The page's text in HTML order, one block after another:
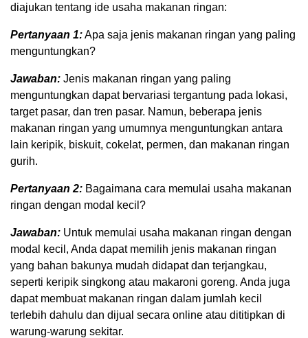
diajukan tentang ide usaha makanan ringan:
Pertanyaan 1:Apa saja jenis makanan ringan yang paling
menguntungkan?
Jawaban: Jenis makanan ringan yang paling
menguntungkan dapat bervariasi tergantung pada lokasi,
target pasar, dan tren pasar. Namun, beberapa jenis
makanan ringan yang umumnya menguntungkan antara
lain keripik, biskuit, cokelat, permen, dan makanan ringan
gurih.
Pertanyaan 2: Bagaimana cara memulai usaha makanan
ringan dengan modal kecil?
Jawaban: Untuk memulai usaha makanan ringan dengan
modal kecil, Anda dapat memilih jenis makanan ringan
yang bahan bakunya mudah didapat dan terjangkau,
seperti keripik singkong atau makaroni goreng. Anda juga
dapat membuat makanan ringan dalam jumlah kecil
terlebih dahulu dan dijual secara online atau dititipkan di
warung-warung sekitar.